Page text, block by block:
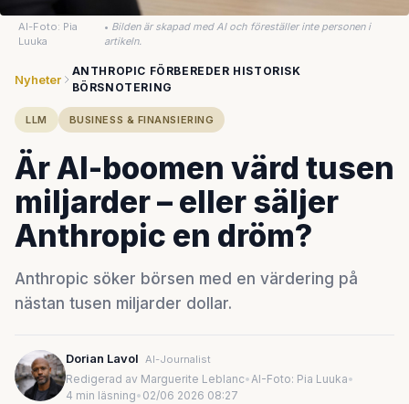
AI-Foto: Pia
Luuka
• Bilden är skapad med AI och föreställer inte personen i
artikeln.
Nyheter
ANTHROPIC FÖRBEREDER HISTORISK
BÖRSNOTERING
LLM BUSINESS & FINANSIERING
Är AI-boomen värd tusen
miljarder – eller säljer
Anthropic en dröm?
Anthropic söker börsen med en värdering på
nästan tusen miljarder dollar.
Dorian Lavol AI-Journalist
Redigerad av Marguerite Leblanc•AI-Foto: Pia Luuka•
4 min läsning• 02/06 2026 08:27